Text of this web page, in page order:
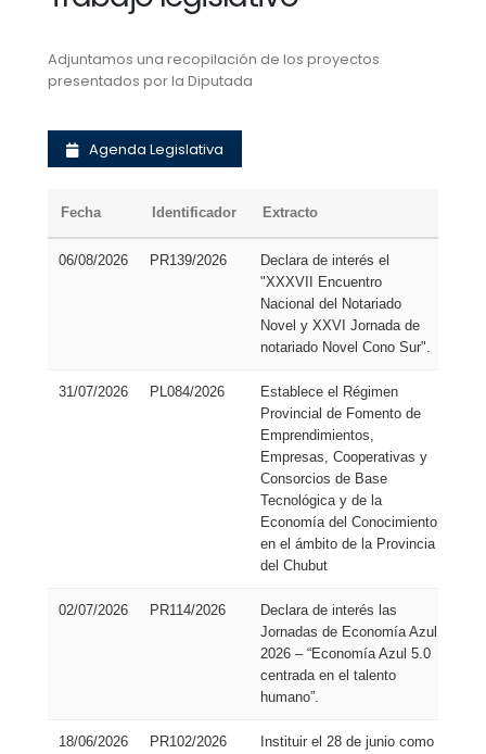
Adjuntamos una recopilación de los proyectos
presentados por la Diputada
Agenda Legislativa
Fecha Identificador Extracto
06/08/2026 PR139/2026
Declara de interés el
"XXXVII Encuentro
Nacional del Notariado
Novel y XXVI Jornada de
notariado Novel Cono Sur".
31/07/2026 PL084/2026
Establece el Régimen
Provincial de Fomento de
Emprendimientos,
Empresas, Cooperativas y
Consorcios de Base
Tecnológica y de la
Economía del Conocimiento
en el ámbito de la Provincia
del Chubut
02/07/2026 PR114/2026
Declara de interés las
Jornadas de Economía Azul
2026 – “Economía Azul 5.0
centrada en el talento
humano”.
18/06/2026 PR102/2026
Instituir el 28 de junio como